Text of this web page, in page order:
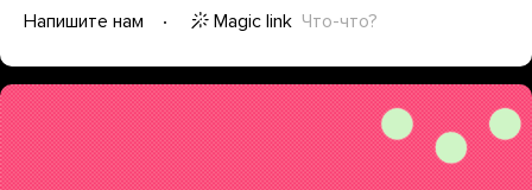
Напишите нам
Magic link Что-что?